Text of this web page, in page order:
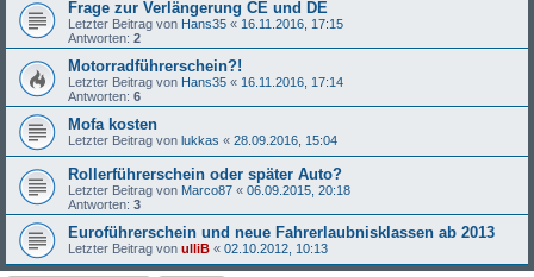
Frage zur Verlängerung CE und DE
Letzter Beitrag von Hans35 « 16.11.2016, 17:15
Antworten: 2
Motorradführerschein?!
Letzter Beitrag von Hans35 « 16.11.2016, 17:14
Antworten: 6
Mofa kosten
Letzter Beitrag von lukkas « 28.09.2016, 15:04
Rollerführerschein oder später Auto?
Letzter Beitrag von Marco87 « 06.09.2015, 20:18
Antworten: 3
Euroführerschein und neue Fahrerlaubnisklassen ab 2013
Letzter Beitrag von ulliB « 02.10.2012, 10:13